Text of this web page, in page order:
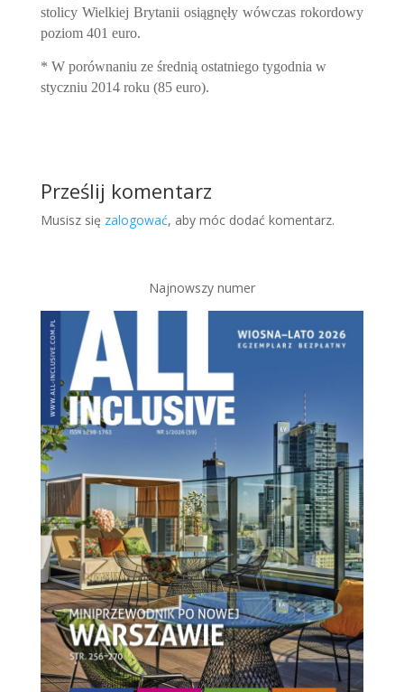
stolicy Wielkiej Brytanii osiągnęły wówczas rokordowy
poziom 401 euro.
* W porównaniu ze średnią ostatniego tygodnia w
styczniu 2014 roku (85 euro).
Prześlij komentarz
Musisz się zalogować, aby móc dodać komentarz.
Najnowszy numer